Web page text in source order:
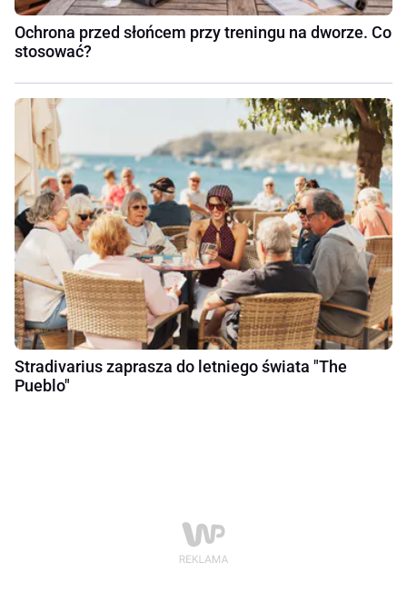
Ochrona przed słońcem przy treningu na dworze. Co
stosować?
Stradivarius zaprasza do letniego świata "The
Pueblo"